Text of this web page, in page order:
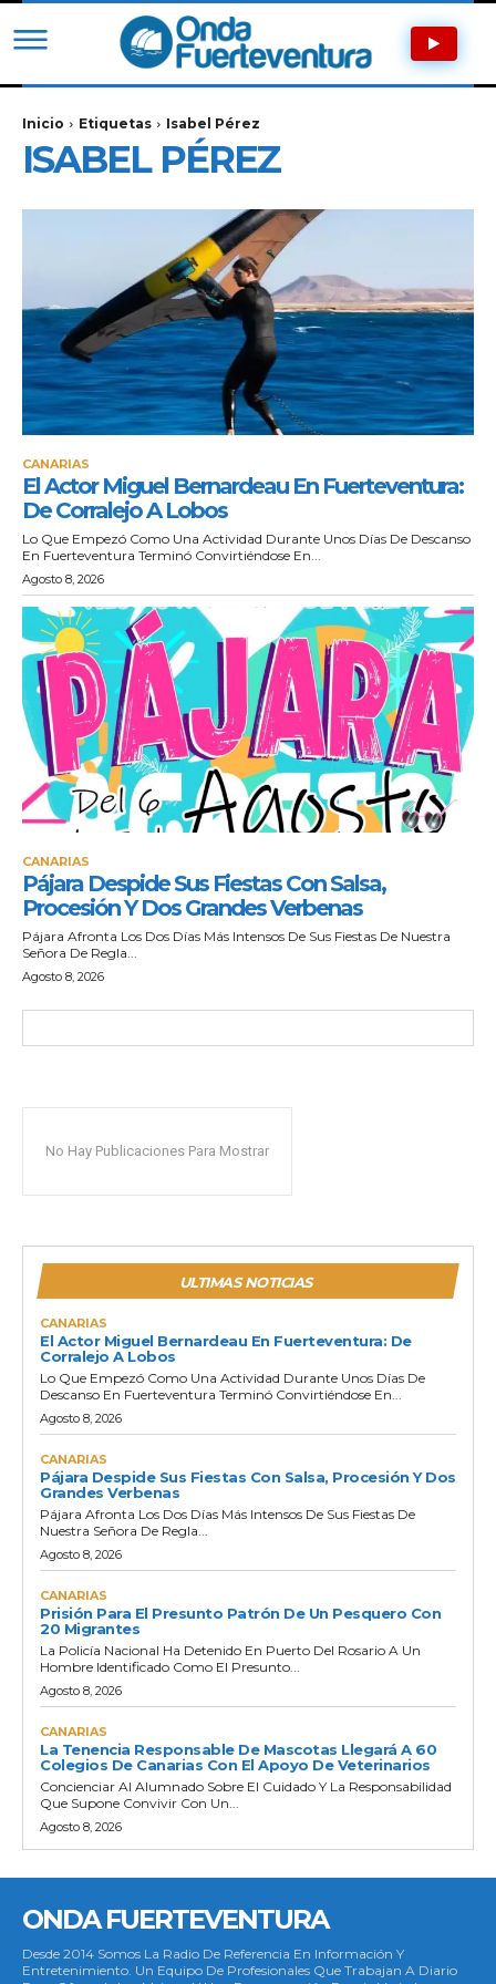
Inicio Etiquetas Isabel Pérez
ISABEL PÉREZ
CANARIAS
El Actor Miguel Bernardeau En Fuerteventura:
De Corralejo A Lobos
Lo Que Empezó Como Una Actividad Durante Unos Días De Descanso
En Fuerteventura Terminó Convirtiéndose En...
Agosto 8, 2026
CANARIAS
Pájara Despide Sus Fiestas Con Salsa,
Procesión Y Dos Grandes Verbenas
Pájara Afronta Los Dos Días Más Intensos De Sus Fiestas De Nuestra
Señora De Regla...
Agosto 8, 2026
No Hay Publicaciones Para Mostrar
ULTIMAS NOTICIAS
CANARIAS
El Actor Miguel Bernardeau En Fuerteventura: De
Corralejo A Lobos
Lo Que Empezó Como Una Actividad Durante Unos Días De
Descanso En Fuerteventura Terminó Convirtiéndose En...
Agosto 8, 2026
CANARIAS
Pájara Despide Sus Fiestas Con Salsa, Procesión Y Dos
Grandes Verbenas
Pájara Afronta Los Dos Días Más Intensos De Sus Fiestas De
Nuestra Señora De Regla...
Agosto 8, 2026
CANARIAS
Prisión Para El Presunto Patrón De Un Pesquero Con
20 Migrantes
La Policía Nacional Ha Detenido En Puerto Del Rosario A Un
Hombre Identificado Como El Presunto...
Agosto 8, 2026
CANARIAS
La Tenencia Responsable De Mascotas Llegará A 60
Colegios De Canarias Con El Apoyo De Veterinarios
Concienciar Al Alumnado Sobre El Cuidado Y La Responsabilidad
Que Supone Convivir Con Un...
Agosto 8, 2026
ONDA FUERTEVENTURA
Desde 2014 Somos La Radio De Referencia En Información Y
Entretenimiento. Un Equipo De Profesionales Que Trabajan A Diario